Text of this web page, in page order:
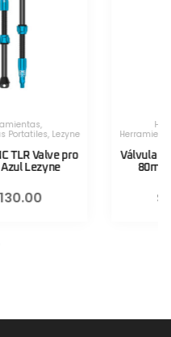
Herramientas Portatiles
Lezyne
Válvula CNC TLR Valve pro
80mm Rojo Lezyne